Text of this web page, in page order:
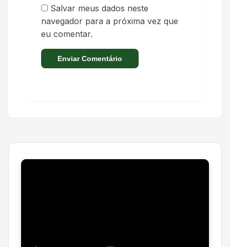
Salvar meus dados neste
navegador para a próxima vez que
eu comentar.